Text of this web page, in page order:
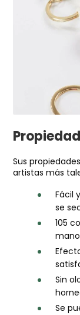
Sus
artistas más
Fácil
se
105
Sin
Se